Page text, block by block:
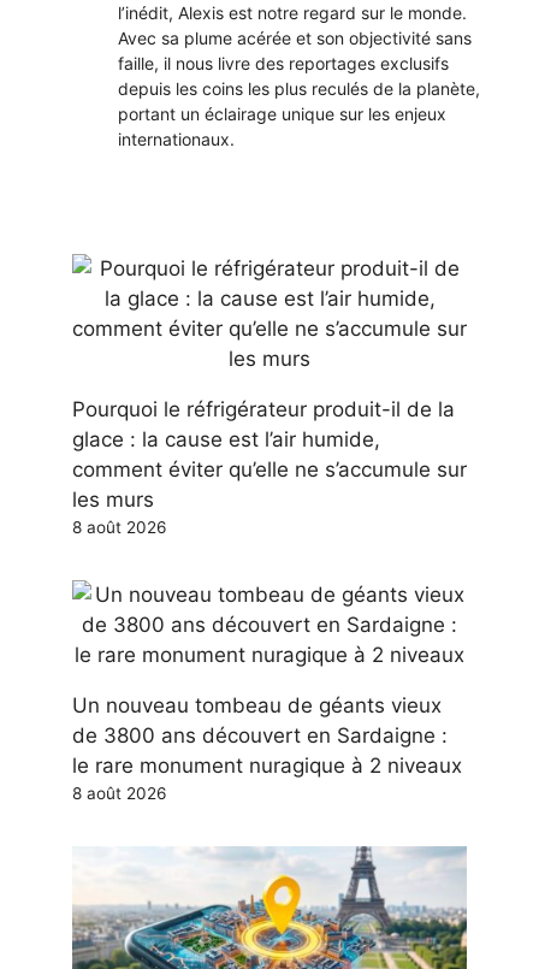
l’inédit, Alexis est notre regard sur le monde.
Avec sa plume acérée et son objectivité sans
faille, il nous livre des reportages exclusifs
depuis les coins les plus reculés de la planète,
portant un éclairage unique sur les enjeux
internationaux.
Pourquoi le réfrigérateur produit-il de la
glace : la cause est l’air humide,
comment éviter qu’elle ne s’accumule sur
les murs
8 août 2026
Un nouveau tombeau de géants vieux
de 3800 ans découvert en Sardaigne :
le rare monument nuragique à 2 niveaux
8 août 2026